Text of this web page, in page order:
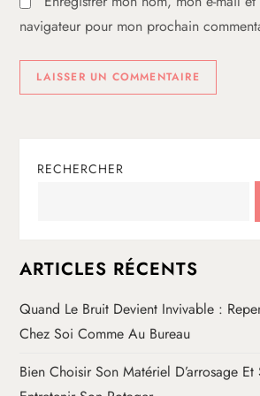
navigateur pour mon prochain
RECHERCHER
ARTICLES RÉCENTS
Quand Le Bruit Devient Invivable :
Chez Soi Comme Au Bureau
Bien Choisir Son Matériel D’arrosage